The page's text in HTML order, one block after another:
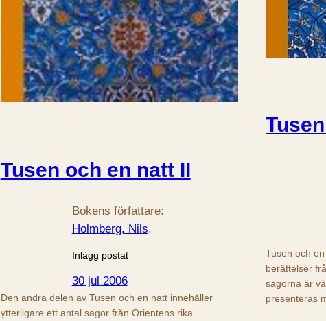
Tusen och en natt II
Bokens författare:
Holmberg, Nils.
Inlägg postat
30 jul 2006
Den andra delen av Tusen och en natt innehåller
ytterligare ett antal sagor från Orientens rika
Tusen och
berättelser
sagorna är
presenteras